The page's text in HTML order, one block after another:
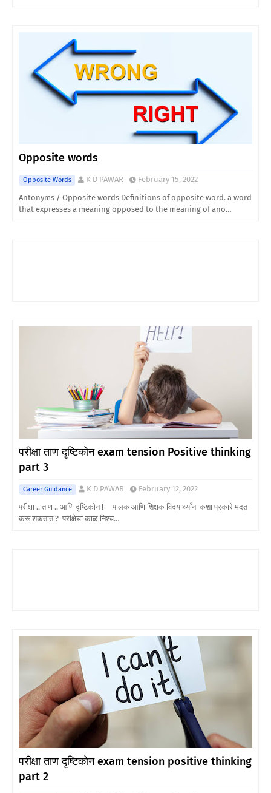
Opposite words
Opposite Words K D PAWAR
February 15, 2022
Antonyms / Opposite words Definitions of opposite word. a word
that expresses a meaning opposed to the meaning of ano…
परीक्षा ताण दृष्टिकोन exam tension Positive thinking
part 3
Career Guidance K D PAWAR
February 12, 2022
परीक्षा .. ताण .. आणि दृष्टिकोन ! पालक आणि शिक्षक विदयार्थ्यांना कशा प्रकारे मदत
करू शकतात ? परीक्षेचा काळ निश्च…
परीक्षा ताण दृष्टिकोन exam tension positive thinking
part 2